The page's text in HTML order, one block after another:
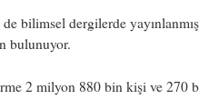
bilimsel dergilerde
bulunuyor.
2 milyon 880 bin kişi ve 270